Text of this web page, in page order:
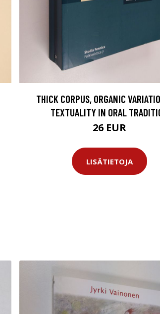
THICK CORPUS, ORGANIC
TEXTUALITY IN ORAL
26 EUR
LISÄTIETOJA